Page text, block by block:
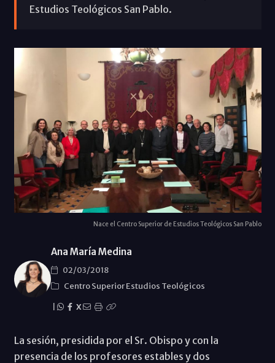
Estudios Teológicos San Pablo.
Nace el Centro Superior de Estudios Teológicos San Pablo
Ana María Medina
02/03/2018
Centro Superior Estudios Teológicos
X
La sesión, presidida por el Sr. Obispo y con la
presencia de los profesores estables y dos